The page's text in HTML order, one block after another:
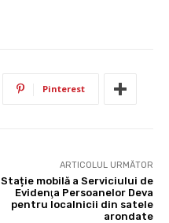
Pinterest
ARTICOLUL URMĂTOR
Stație mobilă a Serviciului de
Evidenţa Persoanelor Deva
pentru localnicii din satele
arondate